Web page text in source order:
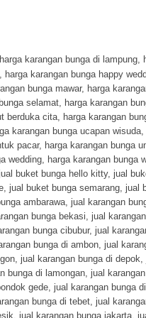
harga karangan bunga di lampung,
, harga karangan bunga happy
bunga mawar, harga
selamat, harga karangan
berduka cita, harga karangan
karangan bunga ucapan wisuda,
pacar, harga karangan bunga
wedding, harga karangan bunga
buket bunga hello kitty, jual
, jual buket bunga semarang, jual
ambarawa, jual karangan
bunga bekasi, jual
bunga cibubur, jual
bunga di ambon, jual
, jual karangan bunga di depok,
bunga di lamongan, jual
gede, jual karangan bunga
bunga di tebet, jual
, jual karangan bunga jakarta,